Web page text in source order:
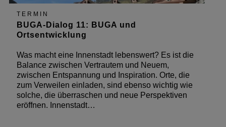
TERMIN
BUGA-Dialog 11: BUGA und
Ortsentwicklung
Was macht eine Innenstadt lebenswert? Es ist die
Balance zwischen Vertrautem und Neuem,
zwischen Entspannung und Inspiration. Orte, die
zum Verweilen einladen, sind ebenso wichtig wie
solche, die überraschen und neue Perspektiven
eröffnen. Innenstadt…